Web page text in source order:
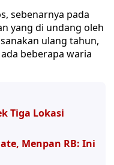
sebenarnya pada
yang di undang oleh
ulang tahun,
beberapa waria
Tiga Lokasi
Menpan RB: Ini